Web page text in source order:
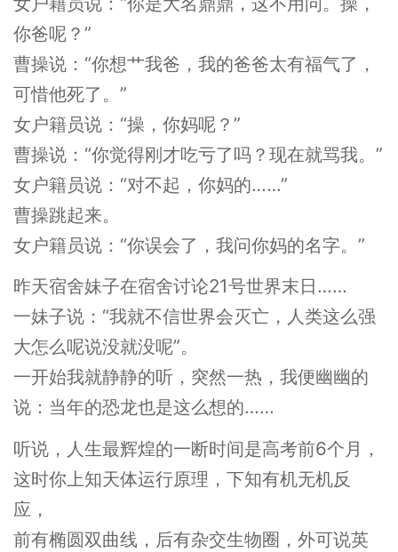
你爸呢？”
曹操说：“你想艹我爸，我的爸爸太有福气了，
可惜他死了。”
女户籍员说：“操，你妈呢？”
曹操说：“你觉得刚才吃亏了吗？现在就骂我。”
女户籍员说：“对不起，你妈的……”
曹操跳起来。
女户籍员说：“你误会了，我问你妈的名字。”
昨天宿舍妹子在宿舍讨论21号世界末日……
一妹子说：“我就不信世界会灭亡，人类这么强
大怎么呢说没就没呢”。
一开始我就静静的听，突然一热，我便幽幽的
说：当年的恐龙也是这么想的……
听说，人生最辉煌的一断时间是高考前6个月，
这时你上知天体运行原理，下知有机无机反
应，
前有椭圆双曲线，后有杂交生物圈，外可说英